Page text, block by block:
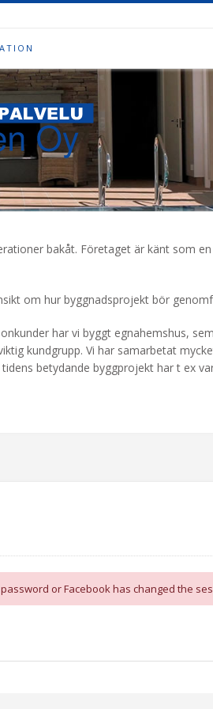
bakåt. Företaget är känt som
om hur byggnadsprojekt bör
har vi byggt egnahemshus,
kundgrupp. Vi har samarbetat
betydande byggprojekt har t ex
or Facebook has changed the